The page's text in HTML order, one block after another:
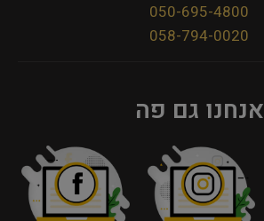
050-695-4800
058-794-0020
אנחנו גם פה